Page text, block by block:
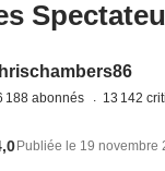
188 abonnés 13 142
Publiée le 19 novembre